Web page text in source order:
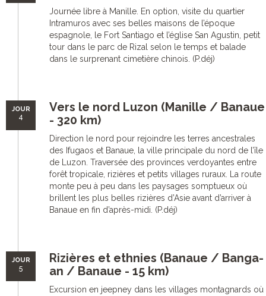
Journée libre à Manille. En option, visite du quartier
Intramuros avec ses belles maisons de l’époque
espagnole, le Fort Santiago et l’église San Agustin, petit
tour dans le parc de Rizal selon le temps et balade
dans le surprenant cimetière chinois. (P.déj)
JOUR
4
Vers le nord Luzon (Manille / Banaue
- 320 km)
Direction le nord pour rejoindre les terres ancestrales
des Ifugaos et Banaue, la ville principale du nord de l’île
de Luzon. Traversée des provinces verdoyantes entre
forêt tropicale, rizières et petits villages ruraux. La route
monte peu à peu dans les paysages somptueux où
brillent les plus belles rizières d’Asie avant d’arriver à
Banaue en fin d’après-midi. (P.déj)
JOUR
5
Rizières et ethnies (Banaue / Banga-
an / Banaue - 15 km)
Excursion en jeepney dans les villages montagnards où